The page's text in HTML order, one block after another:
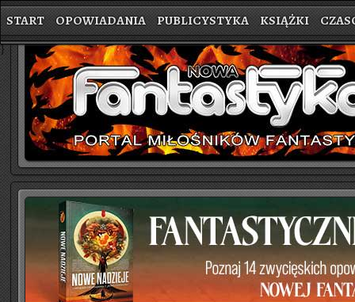
START OPOWIADANIA PUBLICYSTYKA KSIĄŻKI
}